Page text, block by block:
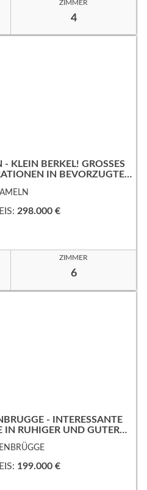
ZIMMER
4
- KLEIN BERKEL! GROSSES
IN BEVORZUGTER
298.000 €
ZIMMER
6
- INTERESSANTE
IN RUHIGER UND GUTER
199.000 €